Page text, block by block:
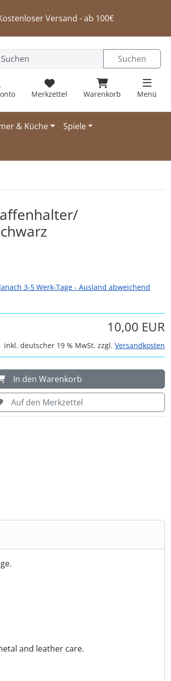
Versand - ab 100€
Suchen
Merkzettel Warenkorb Menü
& Küche
Spiele
3-5 Werk-Tage - Ausland abweichend
Vergrößern klicken Sie auf das Bild.
10,00 EUR
inkl. deutscher 19 % MwSt. zzgl. Versandkosten
In den Warenkorb
Auf den Merkzettel
and leather care.